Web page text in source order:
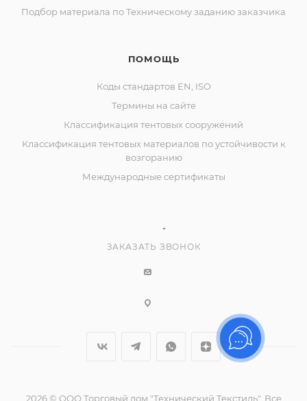
Подбор материала по Техническому заданию заказчика
ПОМОЩЬ
Коды стандартов EN, ISO
Термины на сайте
Классификация тентовых сооружений
Классификация тентовых материалов по устойчивости к
возгоранию
Международные сертификаты
ЗАКАЗАТЬ ЗВОНОК
2026 © ООО Торговый дом "Технический Текстиль", Все